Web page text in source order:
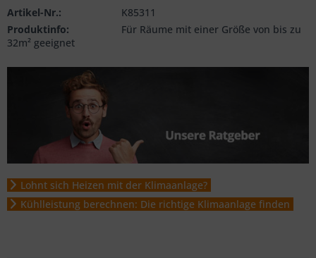
Artikel-Nr.:
K85311
Produktinfo:
Für Räume mit einer Größe von bis zu
32m² geeignet
Lohnt sich Heizen mit der Klimaanlage?
Kühlleistung berechnen: Die richtige Klimaanlage finden